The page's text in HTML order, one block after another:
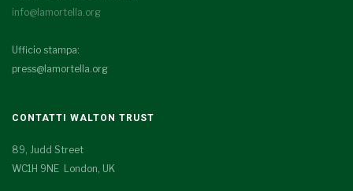
info@lamortella.org
Ufficio stampa:
press@lamortella.org
CONTATTI WALTON TRUST
89, Judd Street
WC1H 9NE London, UK